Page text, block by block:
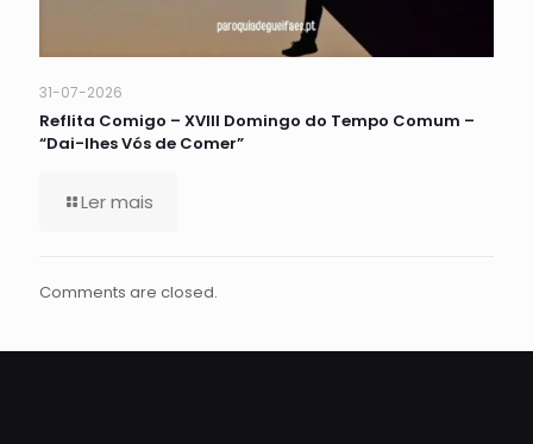
31-07-2026
Reflita Comigo – XVIII Domingo do Tempo Comum –
“Dai-lhes Vós de Comer”
Ler mais
Comments are closed.